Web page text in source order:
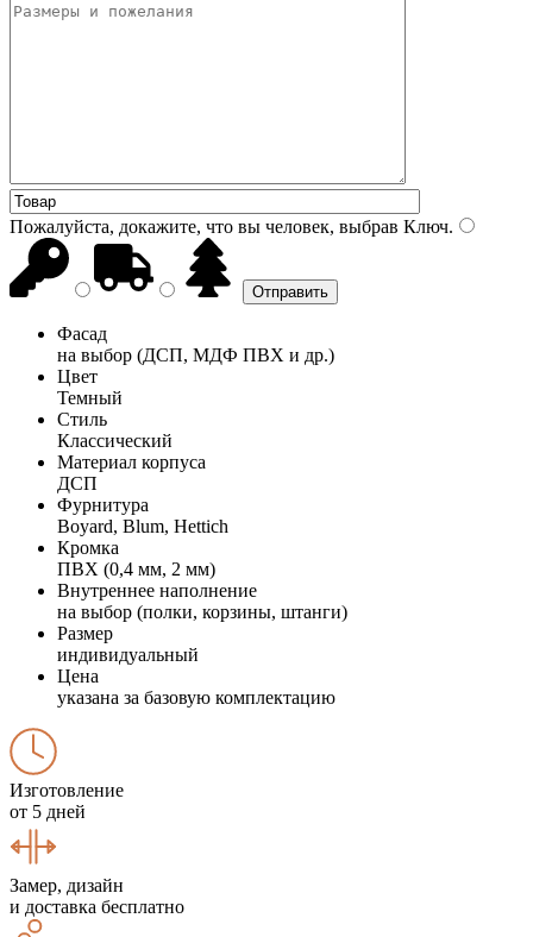
Пожалуйста, докажите, что вы человек, выбрав Ключ.
Фасад
на выбор (ДСП, МДФ ПВХ и др.)
Цвет
Темный
Стиль
Классический
Материал корпуса
ДСП
Фурнитура
Boyard, Blum, Hettich
Кромка
ПВХ (0,4 мм, 2 мм)
Внутреннее наполнение
на выбор (полки, корзины, штанги)
Размер
индивидуальный
Цена
указана за базовую комплектацию
Изготовление
от 5 дней
Замер, дизайн
и доставка бесплатно